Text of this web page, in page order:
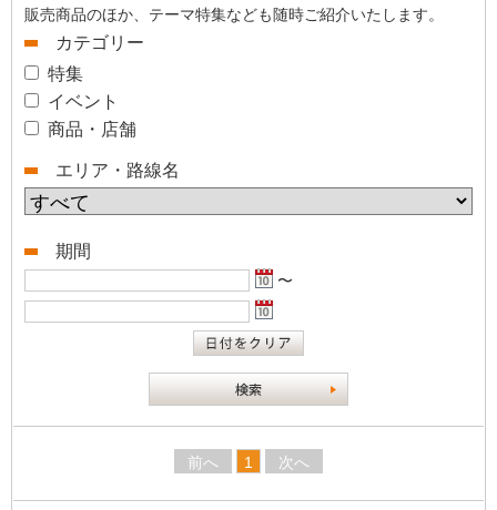
販売商品のほか、テーマ特集なども随時ご紹介いたします。
カテゴリー
特集
イベント
商品・店舗
エリア・路線名
期間
〜
前へ 1 次へ